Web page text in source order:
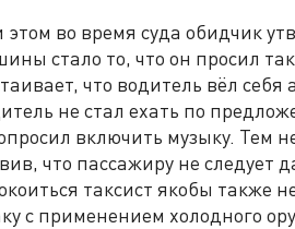
этом во время суда обидчик
стало то, что он просил
что водитель вёл себя
не стал ехать по
включить музыку. Тем
что пассажиру не следует
таксист якобы также
с применением холодного